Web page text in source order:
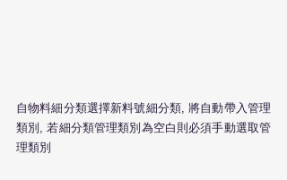
自物料細分類選擇新料號細分類, 將自動帶入管理
類別, 若細分類管理類別為空白則必須手動選取管
理類別